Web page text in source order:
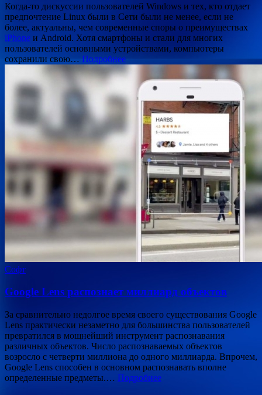
Когда-то дискуссии пользователей Windows и тех, кто отдает
предпочтение Linux были в Сети были не менее, если не
более, актуальны, чем современные споры о преимуществах
iPhone и Android. Хотя смартфоны и стали для многих
пользователей основными устройствами, компьютеры
сохранили свою… Подробнее
Софт
Google Lens распознает миллиард объектов
За сравнительно недолгое время своего существования Google
Lens практически незаметно для большинства пользователей
превратился в мощнейший инструмент распознавания
различных объектов. Число распознаваемых объектов
возросло с четверти миллиона до одного миллиарда. Впрочем,
Google Lens способен в основном распознавать вполне
определенные предметы.… Подробнее